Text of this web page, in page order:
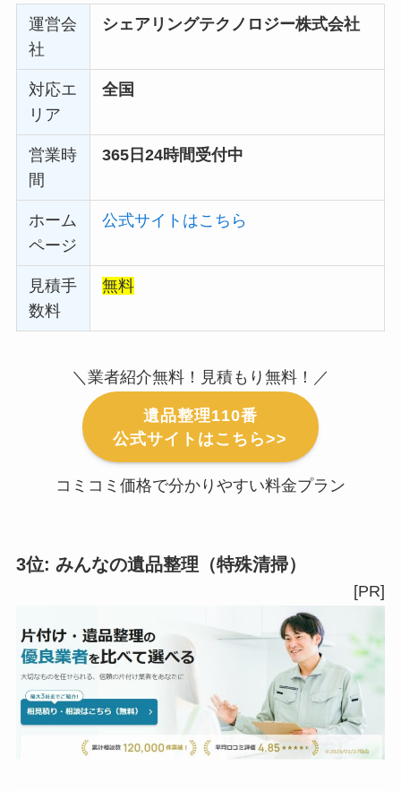
運営会
社
シェアリングテクノロジー株式会社
対応エ
リア
全国
営業時
間
365日24時間受付中
ホーム
ページ
公式サイトはこちら
見積手
数料
無料
＼業者紹介無料！見積もり無料！／
遺品整理110番
公式サイトはこちら>>
コミコミ価格で分かりやすい料金プラン
3位: みんなの遺品整理（特殊清掃）
[PR]